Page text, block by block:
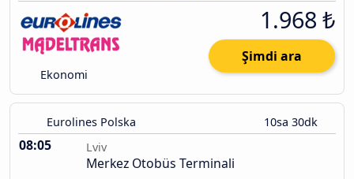
Ekonomi
1.968 ₺
Şimdi ara
Eurolines Polska 10sa 30dk
08:05 Lviv
Merkez Otobüs Terminali